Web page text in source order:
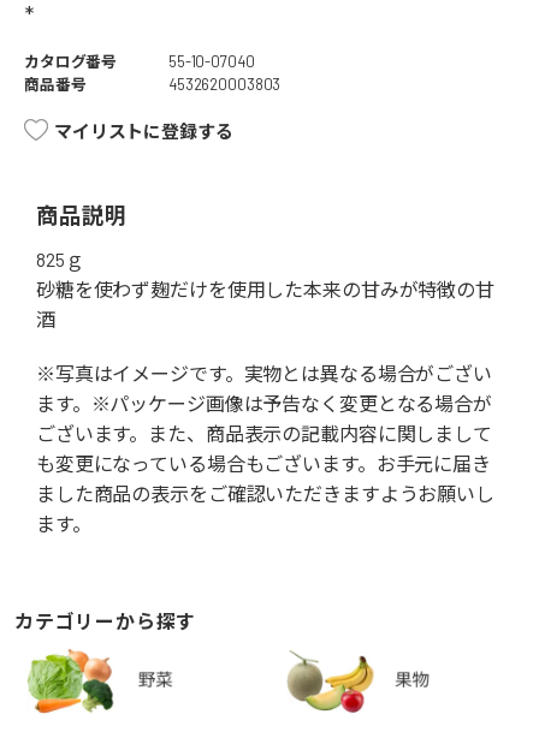
*
カタログ番号
55-10-07040
商品番号
4532620003803
マイリストに登録する
商品説明
825ｇ
砂糖を使わず麹だけを使用した本来の甘みが特徴の甘
酒
※写真はイメージです。実物とは異なる場合がござい
ます。※パッケージ画像は予告なく変更となる場合が
ございます。また、商品表示の記載内容に関しまして
も変更になっている場合もございます。お手元に届き
ました商品の表示をご確認いただきますようお願いし
ます。
カテゴリーから探す